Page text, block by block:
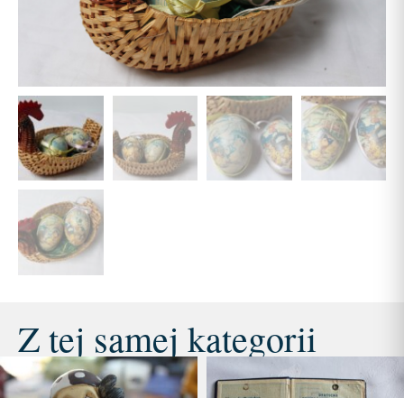
Z tej samej kategorii